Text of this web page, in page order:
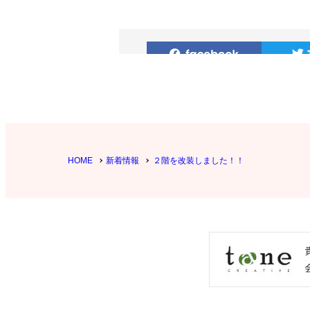
HOME 新着情報 ２階を改装しました！！